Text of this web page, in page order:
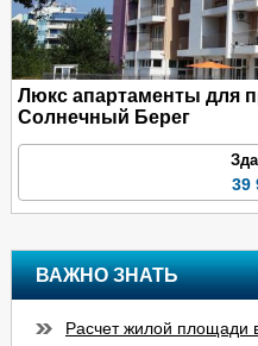
Люкс апартаменты для
Солнечный Берег
39
ВАЖНО ЗНАТЬ
Расчет жилой площади